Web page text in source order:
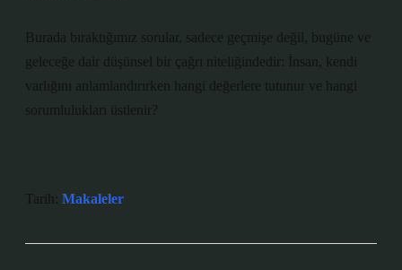
Burada bıraktığımız sorular, sadece geçmişe değil, bugüne ve
geleceğe dair düşünsel bir çağrı niteliğindedir: İnsan, kendi
varlığını anlamlandırırken hangi değerlere tutunur ve hangi
sorumlulukları üstlenir?
Tarih: Makaleler